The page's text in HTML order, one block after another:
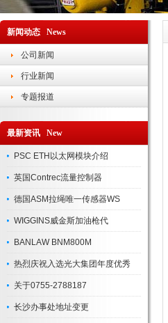
新闻动态 News
公司新闻
行业新闻
专题报道
最新资讯 New
PSC ETH以太网模块介绍
英国Contrec流量控制器
德国ASM拉绳唯一传感器WS
WIGGINS威金斯加油枪代
BANLAW BNM800M
热烈庆祝入选光大集团年度优秀
关于0755-2788187
长沙办事处地址变更